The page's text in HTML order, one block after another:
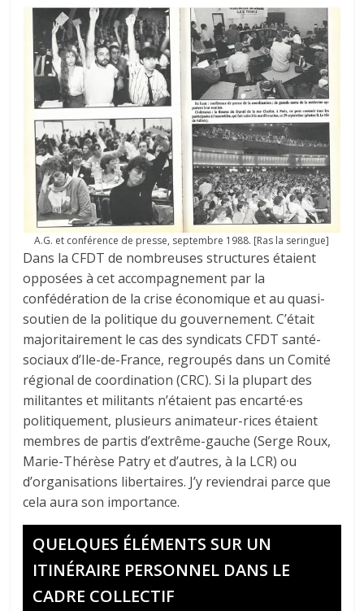
A.G. et conférence de presse, septembre 1988. [Ras la seringue]
Dans la CFDT de nombreuses structures étaient
opposées à cet accompagnement par la
confédération de la crise économique et au quasi-
soutien de la politique du gouvernement. C’était
majoritairement le cas des syndicats CFDT santé-
sociaux d’Ile-de-France, regroupés dans un Comité
régional de coordination (CRC). Si la plupart des
militantes et militants n’étaient pas encarté∙es
politiquement, plusieurs animateur-rices étaient
membres de partis d’extrême-gauche (Serge Roux,
Marie-Thérèse Patry et d’autres, à la LCR) ou
d’organisations libertaires. J’y reviendrai parce que
cela aura son importance.
QUELQUES ÉLÉMENTS SUR UN
ITINÉRAIRE PERSONNEL DANS LE
CADRE COLLECTIF